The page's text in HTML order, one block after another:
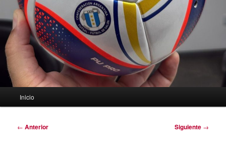
Inicio
Navegación
← Anterior Siguiente →